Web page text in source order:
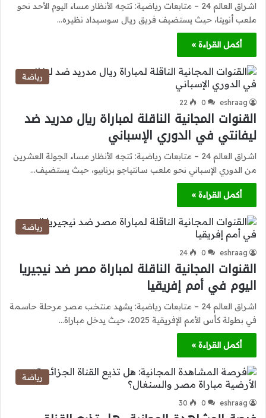
اشراق العالم 24 – متابعات رياضية: تتجه الأنظار مساء اليوم الأحد نحو
ملعب أنويتا، حيث يستضيف فريق ريال سوسيداد نظيره…
أكمل القراءة »
رياضة
eshraag
0
22
القنوات المجانية الناقلة لمباراة ريال مدريد ضد
ليفانتي في الدوري الإسباني
اشراق العالم 24 – متابعات رياضية: تتجه الأنظار مساء الجولة العشرين
من الدوري الإسباني نحو ملعب سانتياجو برنابيو، حيث يستضيف…
أكمل القراءة »
رياضة
eshraag
0
24
القنوات المجانية الناقلة لمباراة مصر ضد نيجيريا
اليوم في أمم إفريقيا
اشراق العالم 24 – متابعات رياضية: يشهد منتخب مصر مرحلة حاسمة
في بطولة كأس الأمم الإفريقية 2025، حيث يدخل مباراة…
أكمل القراءة »
رياضة
eshraag
0
30